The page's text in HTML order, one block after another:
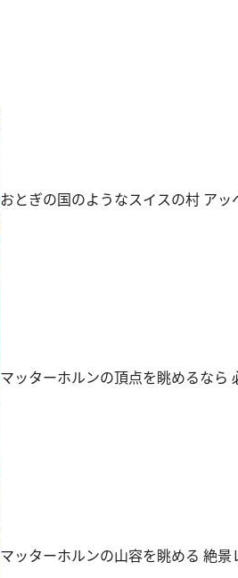
おとぎの国のようなスイスの村 ア
マッターホルンの頂点を眺めるなら
マッターホルンの山容を眺める 絶